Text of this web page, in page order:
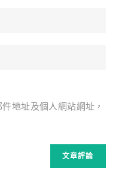
地址及個人網站網址，